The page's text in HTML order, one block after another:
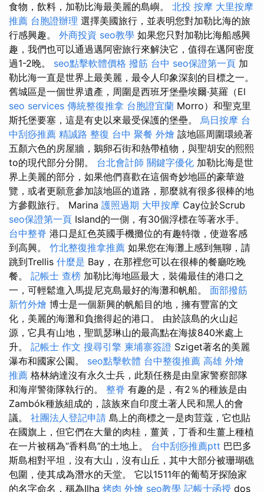
食物，飲料，加勒比海最美麗的島嶼。 北投 按摩 大里按摩
推薦 台胞證辦理 選擇美國旅行，並表明您對加勒比海的旅
行感興趣。 外商投資 seo教學 如果您只對加勒比海船感興
趣，我們也可以通過邁阿密旅行來解決它，值得在邁阿密度
過1-2晚。 seo點擊軟體價格 撥筋 台中 seo保證第一頁 加
勒比海一直是世界上最美麗，最令人印象深刻的目標之一。
舊城區是一個世界遺產，周圍是西班牙堡壘埃爾·莫羅（El
seo services 傳統整復推拿 台胞證宜蘭 Morro）和聖克里
斯托堡要塞，這是有史以​​來最受保護的堡壘。 烏日按摩 台
中刮痧推薦 精誠路 整復 台中 聚餐 外燴 該地區周圍環繞著
五顏六色的房屋牆，鵝卵石街和熱帶植物，與聖胡安的熙熙
to的現代部分分開。 台北會計師 關鍵字優化 加勒比海是世
界上美麗的部分，如果他們喜歡在這個奇妙地區的豪華遊
覽，或者更願意參加該地區的道路，那麼就有很多很棒的地
方參觀旅行。 Marina 護照過期 大甲按摩 Cay位於Scrub
seo保證第一頁 Island的一側，有30個浮標在等著水手。
台中整脊 港口是紅色英國手機攤位的有趣特徵，使遊客感
到高興。 竹北整復推拿推薦 如果您在海灘上感到無聊，請
跳到Trellis 什麼是 Bay，在那裡您可以在很棒的餐廳吃晚
餐。 記帳士 查榜 加勒比海地區最大，裝備最佳的港口之
一，可輕鬆進入馬提尼克島最好的海灘和帆船。 面部撥筋
新竹外燴 博士是一個新興的帆船目的地，擁有豐富的文
化，美麗的海灘和負擔得起的港口。 由於該島的火山起
源，它具有山地，聖凱瑟琳山的最高點在海拔840米處上
升。 記帳士 作文 搜尋引擎 柬埔寨簽證 Sziget著名的美麗
瀑布和國家公園。 seo點擊軟體 台中整復推薦 高雄 外燴
推薦 格林納達沒有永久士兵，此類任務是由皇家警察部隊
和海岸警衛隊執行的。 整脊 有趣的是，有2％的種族是由
Zambók種族組成的，該族來自印度土著人民和黑人的會
議。 社團法人登記申請 島上的商標之一是肉荳蔻，它也貼
在國旗上，但它們在大量的肉桂，薑黃，丁香和生薑上種植
在一片被稱為“香料島”的土地上。 台中刮痧推薦ptt 巴巴多
斯島相對平坦，沒有大山，沒有山丘，其中大部分被珊瑚礁
包圍，使其成為潛水的天堂。 它以1511年的葡萄牙探險家
的名字命名，稱為Ilha 烤肉 外燴 seo教學 記帳士函授 dos